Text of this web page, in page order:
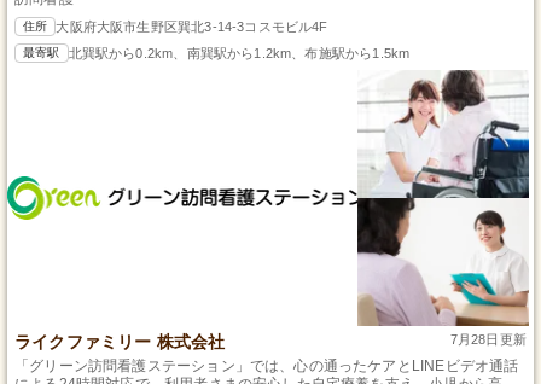
住所 大阪府大阪市生野区巽北3-14-3コスモビル4F
最寄駅 北巽駅から0.2km、南巽駅から1.2km、布施駅から1.5km
ライクファミリー 株式会社 7月28日更新
「グリーン訪問看護ステーション」では、心の通ったケアとLINEビデオ通話